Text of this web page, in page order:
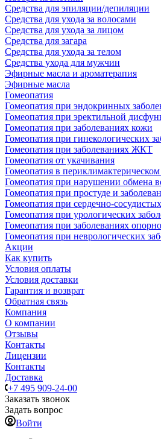
Средства для эпиляции/депиляции
Средства для ухода за волосами
Средства для ухода за лицом
Средства для загара
Средства для ухода за телом
Средства ухода для мужчин
Эфирные масла и ароматерапия
Эфирные масла
Гомеопатия
Гомеопатия при эндокринных
Гомеопатия при эректильной
Гомеопатия при заболеваниях кожи
Гомеопатия при гинекологических
Гомеопатия при заболеваниях ЖКТ
Гомеопатия от укачивания
Гомеопатия в
Гомеопатия при нарушении обмена
Гомеопатия при простуде и
Гомеопатия при сердечно-
Гомеопатия при урологических
Гомеопатия при заболеваниях
Гомеопатия при неврологических
Акции
Как купить
Условия оплаты
Условия доставки
Гарантия и возврат
Обратная связь
Компания
О компании
Отзывы
Контакты
Лицензии
Контакты
Доставка
+7 495 909-24-00
Заказать звонок
Задать вопрос
Войти